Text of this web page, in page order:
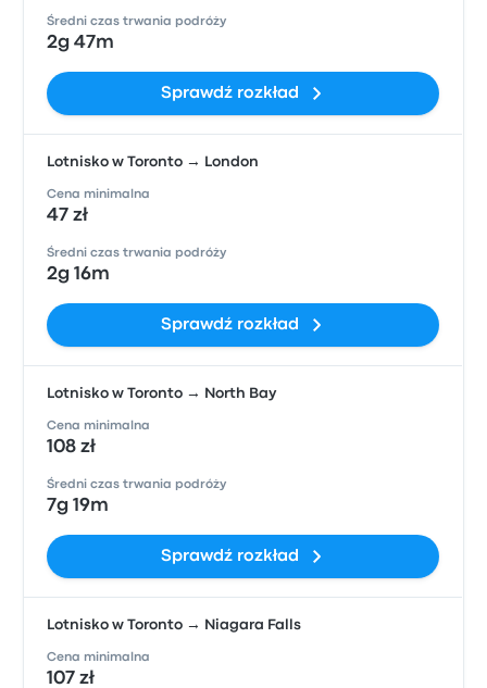
Średni czas trwania podróży
2g 47m
Sprawdź rozkład
Lotnisko w Toronto → London
Cena minimalna
47 zł
Średni czas trwania podróży
2g 16m
Sprawdź rozkład
Lotnisko w Toronto → North Bay
Cena minimalna
108 zł
Średni czas trwania podróży
7g 19m
Sprawdź rozkład
Lotnisko w Toronto → Niagara Falls
Cena minimalna
107 zł